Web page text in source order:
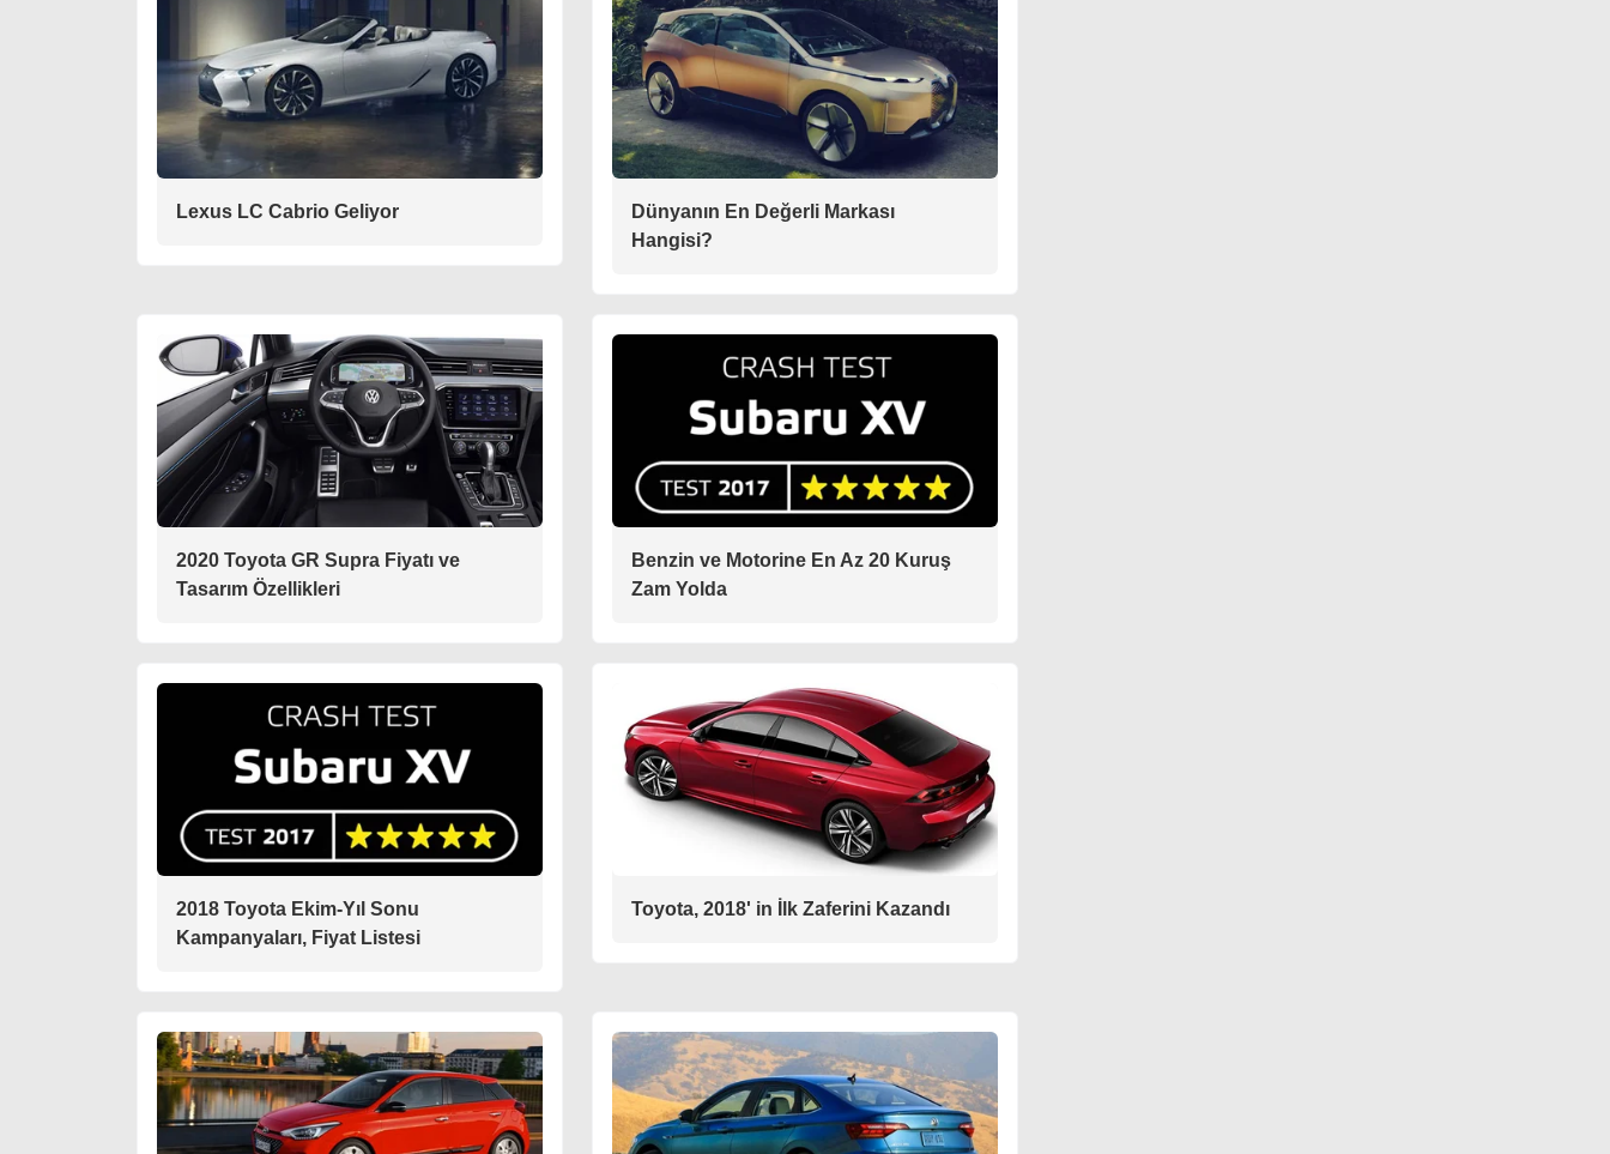
Lexus LC Cabrio Geliyor
Dünyanın En Değerli Markası
Hangisi?
2020 Toyota GR Supra Fiyatı ve
Tasarım Özellikleri
Benzin ve Motorine En Az 20 Kuruş
Zam Yolda
2018 Toyota Ekim-Yıl Sonu
Kampanyaları, Fiyat Listesi
Toyota, 2018' in İlk Zaferini Kazandı